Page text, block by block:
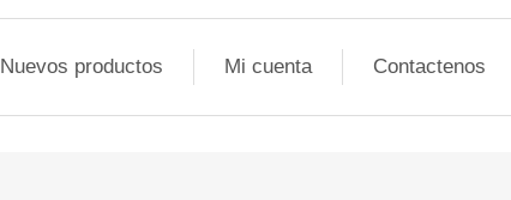
Nuevos productos Mi cuenta Contactenos